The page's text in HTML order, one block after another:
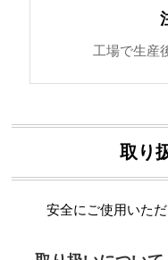
工場で生産
取り
安全にご使用いた